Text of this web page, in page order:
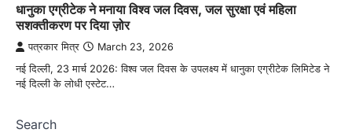
धानुका एग्रीटेक ने मनाया विश्व जल दिवस, जल सुरक्षा एवं महिला
सशक्तीकरण पर दिया ज़ोर
पत्रकार मित्र March 23, 2026
नई दिल्ली, 23 मार्च 2026: विश्व जल दिवस के उपलक्ष्य में धानुका एग्रीटेक लिमिटेड ने
नई दिल्ली के लोधी एस्टेट…
Search